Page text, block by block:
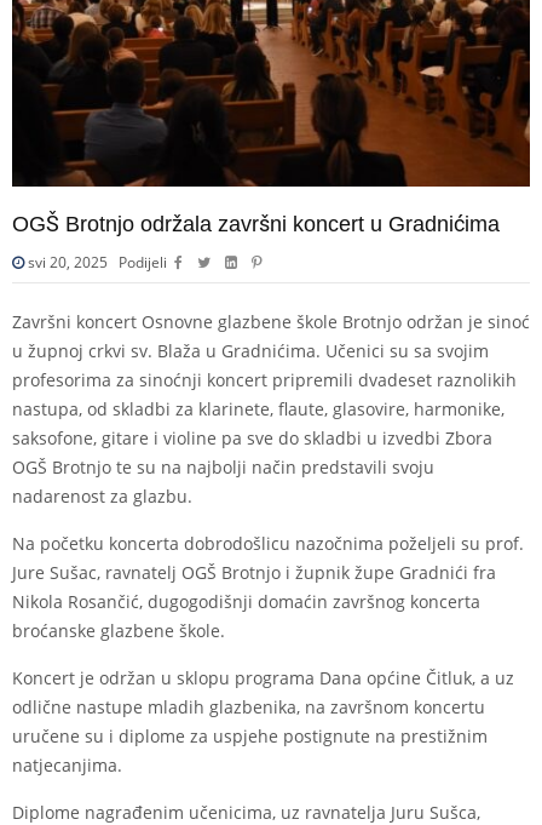
OGŠ Brotnjo održala završni koncert u Gradnićima
svi 20, 2025 Podijeli
Završni koncert Osnovne glazbene škole Brotnjo održan je sinoć
u župnoj crkvi sv. Blaža u Gradnićima. Učenici su sa svojim
profesorima za sinoćnji koncert pripremili dvadeset raznolikih
nastupa, od skladbi za klarinete, flaute, glasovire, harmonike,
saksofone, gitare i violine pa sve do skladbi u izvedbi Zbora
OGŠ Brotnjo te su na najbolji način predstavili svoju
nadarenost za glazbu.
Na početku koncerta dobrodošlicu nazočnima poželjeli su prof.
Jure Sušac, ravnatelj OGŠ Brotnjo i župnik župe Gradnići fra
Nikola Rosančić, dugogodišnji domaćin završnog koncerta
broćanske glazbene škole.
Koncert je održan u sklopu programa Dana općine Čitluk, a uz
odlične nastupe mladih glazbenika, na završnom koncertu
uručene su i diplome za uspjehe postignute na prestižnim
natjecanjima.
Diplome nagrađenim učenicima, uz ravnatelja Juru Sušca,